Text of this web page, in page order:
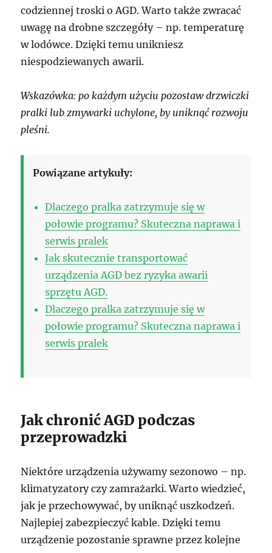
codziennej troski o AGD. Warto także zwracać
uwagę na drobne szczegóły – np. temperaturę
w lodówce. Dzięki temu unikniesz
niespodziewanych awarii.
Wskazówka: po każdym użyciu pozostaw drzwiczki
pralki lub zmywarki uchylone, by uniknąć rozwoju
pleśni.
Powiązane artykuły:
Dlaczego pralka zatrzymuje się w
połowie programu? Skuteczna naprawa i
serwis pralek
Jak skutecznie transportować
urządzenia AGD bez ryzyka awarii
sprzętu AGD.
Dlaczego pralka zatrzymuje się w
połowie programu? Skuteczna naprawa i
serwis pralek
Jak chronić AGD podczas
przeprowadzki
Niektóre urządzenia używamy sezonowo – np.
klimatyzatory czy zamrażarki. Warto wiedzieć,
jak je przechowywać, by uniknąć uszkodzeń.
Najlepiej zabezpieczyć kable. Dzięki temu
urządzenie pozostanie sprawne przez kolejne